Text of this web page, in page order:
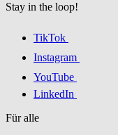
Stay in the loop!
TikTok
Instagram
YouTube
LinkedIn
Für alle